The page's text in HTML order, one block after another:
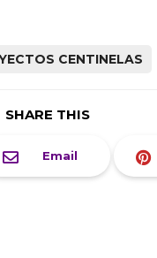
CENTINELAS
SHARE THIS
Email